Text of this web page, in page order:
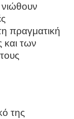
πραγματική
των
της